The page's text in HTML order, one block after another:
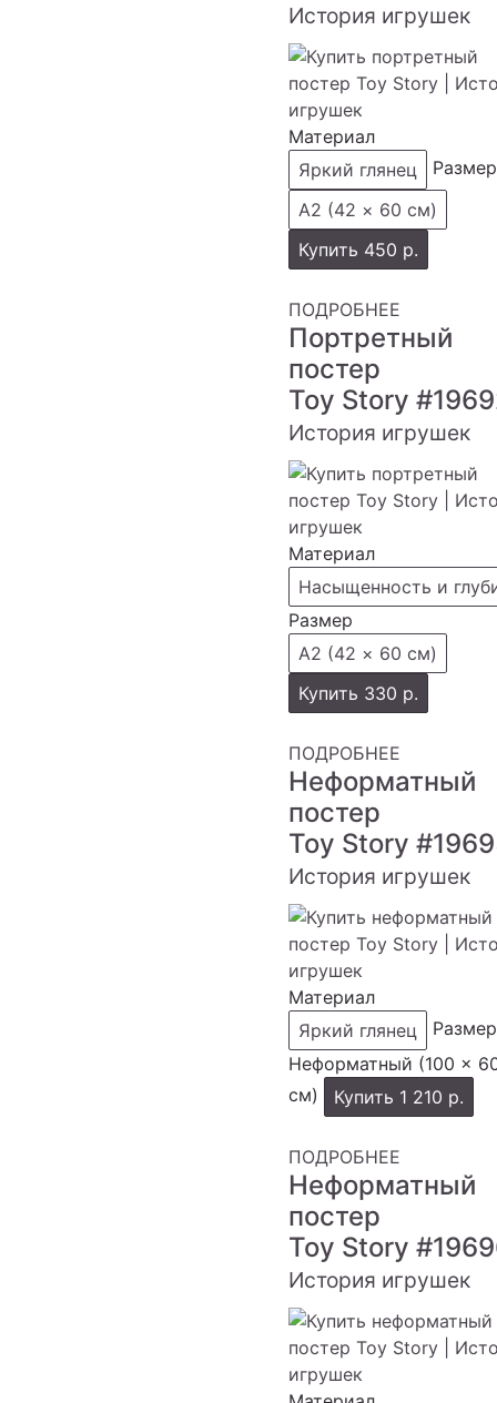
История игрушек
Материал
Яркий глянец
Размер
А2 (42 × 60 см)
Купить 450 р.
ПОДРОБНЕЕ
Портретный
постер
Toy Story
История игрушек
Материал
Насыщенность и
Размер
А2 (42 × 60 см)
Купить 330 р.
ПОДРОБНЕЕ
Неформатный
постер
Toy Story
История игрушек
Материал
Яркий глянец
Размер
Неформатный (100 ×
см)
Купить 1 210 р.
ПОДРОБНЕЕ
Неформатный
постер
Toy Story
История игрушек